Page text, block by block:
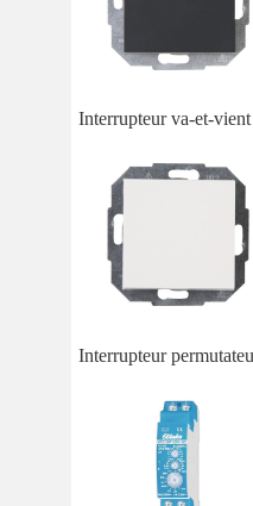
Interrupteur va-et-vient
Interrupteur